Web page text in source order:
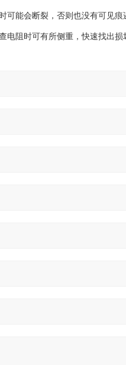
可能会断裂，否则也没有可见
阻时可有所侧重，快速找出损